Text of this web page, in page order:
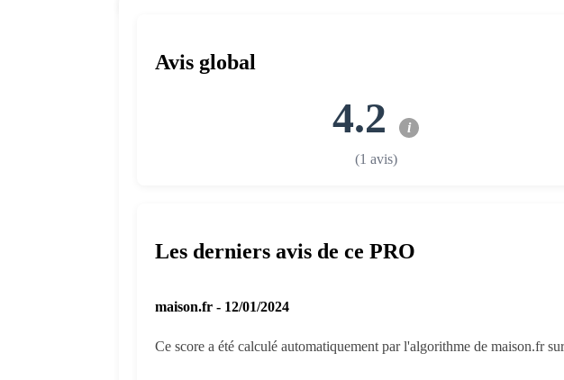
Avis global
4.2 i
(1 avis)
Les derniers avis de ce PRO
maison.fr - 12/01/2024
Ce score a été calculé automatiquement par l'algorithme de maison.fr